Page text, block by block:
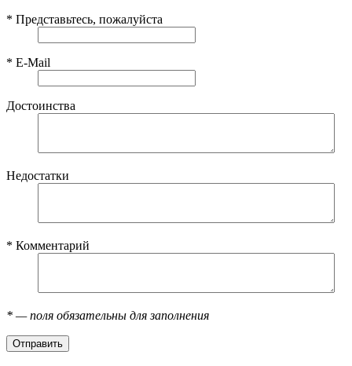
* Представьтесь, пожалуйста
* E-Mail
Достоинства
Недостатки
* Комментарий
* — поля обязательны для заполнения